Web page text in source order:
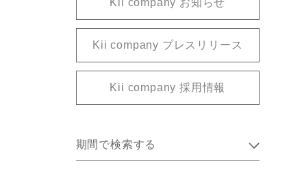
Kii company お知らせ
Kii company プレスリリース
Kii company 採用情報
期間で検索する